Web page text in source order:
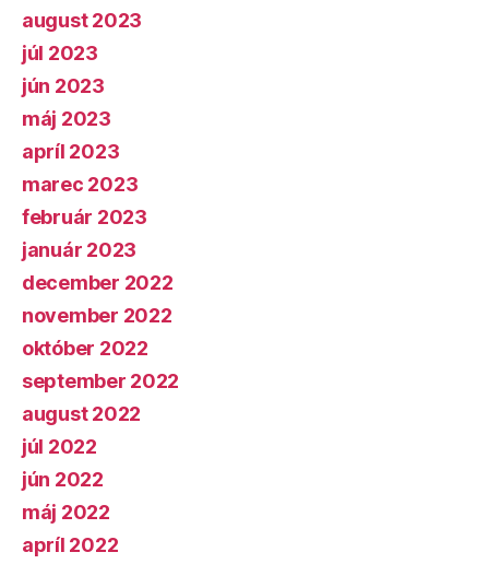
august 2023
júl 2023
jún 2023
máj 2023
apríl 2023
marec 2023
február 2023
január 2023
december 2022
november 2022
október 2022
september 2022
august 2022
júl 2022
jún 2022
máj 2022
apríl 2022